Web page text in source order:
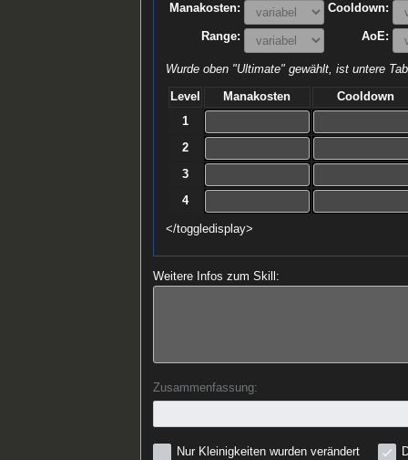
Manakosten:
Cooldown:
Range: AoE:
Wurde oben "Ultimate" gewählt, ist untere
Level Manakosten
Cooldown
1
2
3
4
</toggledisplay>
Weitere Infos zum Skill:
Zusammenfassung:
Nur Kleinigkeiten wurden verändert